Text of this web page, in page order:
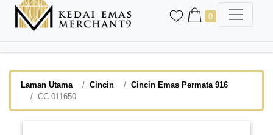
0
Laman Utama Cincin
Cincin Emas Permata 916
CC-011650